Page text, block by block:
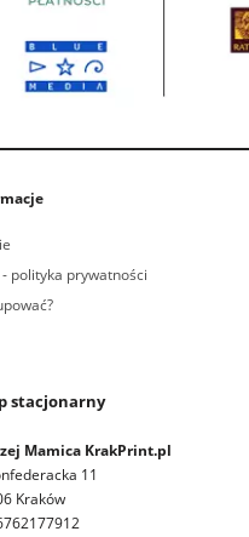
- polityka prywatności
stacjonarny
Mamica KrakPrint.pl
11
Kraków